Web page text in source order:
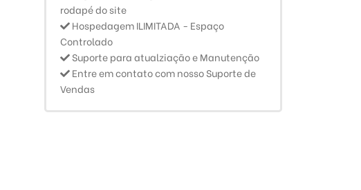
rodapé do site
Hospedagem ILIMITADA - Espaço
Controlado
Suporte para atualziação e Manutenção
Entre em contato com nosso Suporte de
Vendas